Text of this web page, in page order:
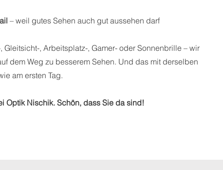
– weil gutes Sehen auch gut aussehen darf
Gleitsicht-, Arbeitsplatz-, Gamer- oder Sonnenbrille – wir
dem Weg zu besserem Sehen. Und das mit derselben
am ersten Tag.
Optik Nischik. Schön, dass Sie da sind!